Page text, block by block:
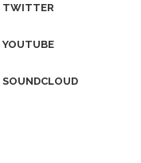
TWITTER
YOUTUBE
SOUNDCLOUD